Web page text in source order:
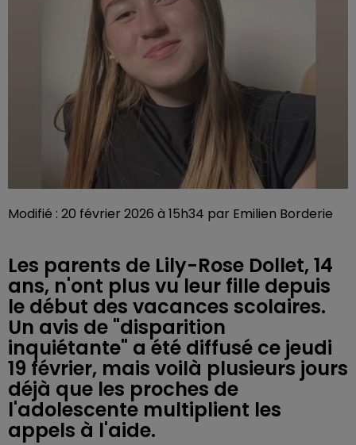
Modifié : 20 février 2026 à 15h34 par Emilien Borderie
Les parents de Lily-Rose Dollet, 14
ans, n'ont plus vu leur fille depuis
le début des vacances scolaires.
Un avis de "disparition
inquiétante" a été diffusé ce jeudi
19 février, mais voilà plusieurs jours
déjà que les proches de
l'adolescente multiplient les
appels à l'aide.